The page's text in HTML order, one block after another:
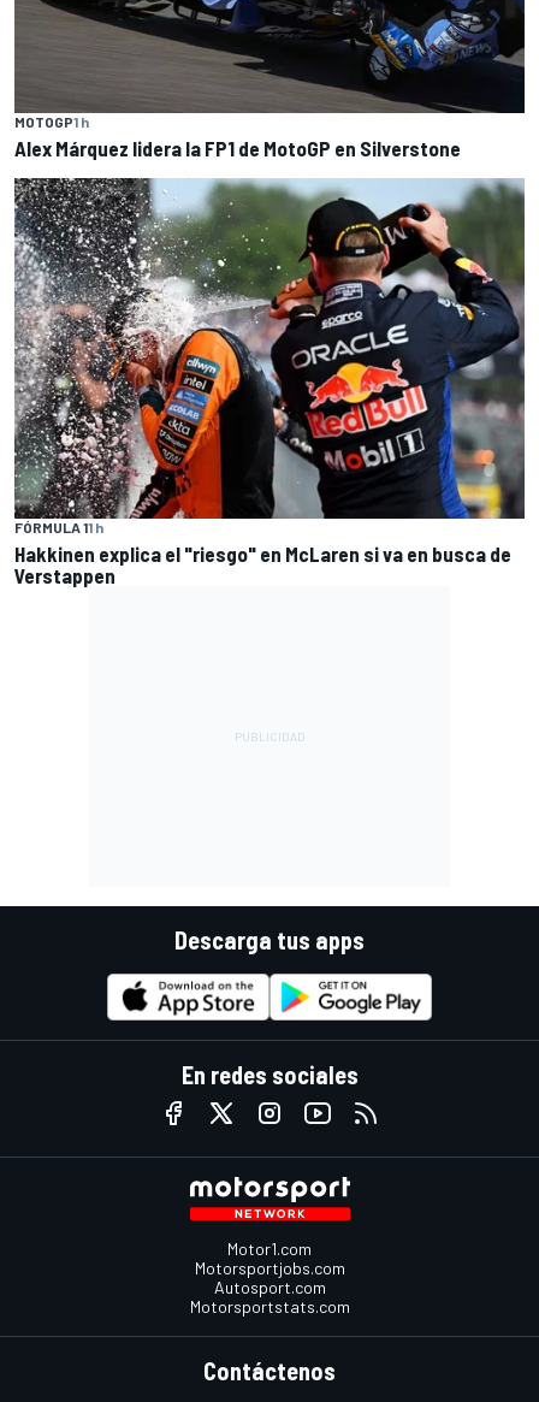
MOTOGP1 h
Alex Márquez lidera la FP1 de MotoGP en Silverstone
FÓRMULA 11 h
Hakkinen explica el "riesgo" en McLaren si va en busca de
Verstappen
Descarga tus apps
En redes sociales
Motor1.com
Motorsportjobs.com
Autosport.com
Motorsportstats.com
Contáctenos